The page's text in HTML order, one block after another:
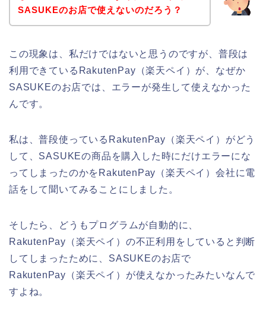
SASUKEのお店で使えないのだろう？
この現象は、私だけではないと思うのですが、普段は
利用できているRakutenPay（楽天ペイ）が、なぜか
SASUKEのお店では、エラーが発生して使えなかった
んです。
私は、普段使っているRakutenPay（楽天ペイ）がどう
して、SASUKEの商品を購入した時にだけエラーにな
ってしまったのかをRakutenPay（楽天ペイ）会社に電
話をして聞いてみることにしました。
そしたら、どうもプログラムが自動的に、
RakutenPay（楽天ペイ）の不正利用をしていると判断
してしまったために、SASUKEのお店で
RakutenPay（楽天ペイ）が使えなかったみたいなんで
すよね。